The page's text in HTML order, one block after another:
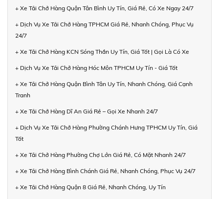
+ Xe Tải Chở Hàng Quận Tân Bình Uy Tín, Giá Rẻ, Có Xe Ngay 24/7
+ Dịch Vụ Xe Tải Chở Hàng TPHCM Giá Rẻ, Nhanh Chóng, Phục Vụ
24/7
+ Xe Tải Chở Hàng KCN Sóng Thần Uy Tín, Giá Tốt | Gọi Là Có Xe
+ Dịch Vụ Xe Tải Chở Hàng Hóc Môn TPHCM Uy Tín - Giá Tốt
+ Xe Tải Chở Hàng Quận Bình Tân Uy Tín, Nhanh Chóng, Giá Cạnh
Tranh
+ Xe Tải Chở Hàng Dĩ An Giá Rẻ – Gọi Xe Nhanh 24/7
+ Dịch Vụ Xe Tải Chở Hàng Phường Chánh Hưng TPHCM Uy Tín, Giá
Tốt
+ Xe Tải Chở Hàng Phường Chợ Lớn Giá Rẻ, Có Mặt Nhanh 24/7
+ Xe Tải Chở Hàng Bình Chánh Giá Rẻ, Nhanh Chóng, Phục Vụ 24/7
+ Xe Tải Chở Hàng Quận 8 Giá Rẻ, Nhanh Chóng, Uy Tín